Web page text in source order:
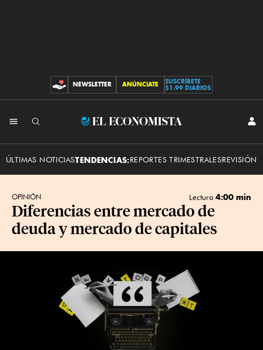
CONTRIBUCIONES
NEWSLETTER ANÚNCIATE
SUSCRÍBETE
$1.99 DIARIOS
El
ÚLTIMAS NOTICIASTENDENCIAS:REPORTES TRIMESTRALESREVISIÓN
OPINIÓN Lectura 4:00 min
Diferencias entre mercado de
deuda y mercado de capitales